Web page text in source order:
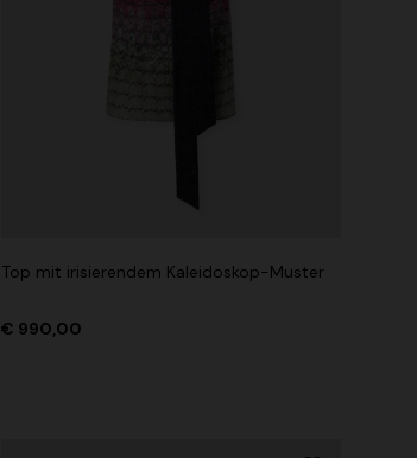
Top mit irisierendem Kaleidoskop-Muster
€ 990,00